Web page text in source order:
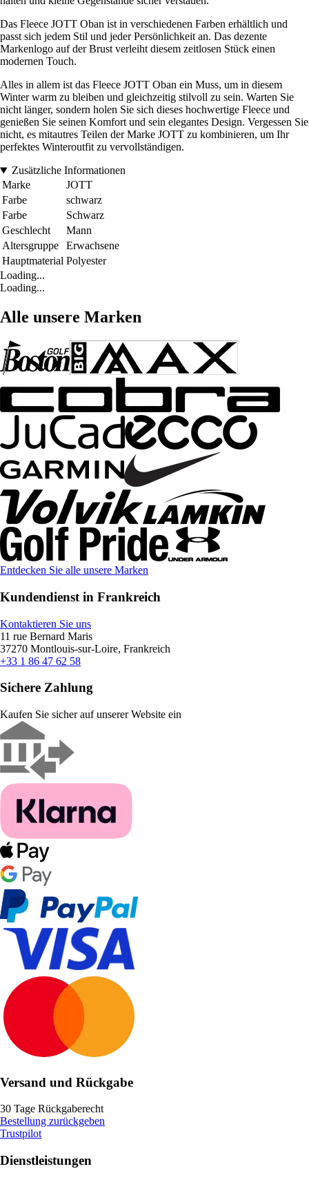
Das Fleece JOTT Oban ist in verschiedenen Farben erhältlich und
passt sich jedem Stil und jeder Persönlichkeit an. Das dezente
Markenlogo auf der Brust verleiht diesem zeitlosen Stück einen
modernen Touch.
Alles in allem ist das Fleece JOTT Oban ein Muss, um in diesem
Winter warm zu bleiben und gleichzeitig stilvoll zu sein. Warten Sie
nicht länger, sondern holen Sie sich dieses hochwertige Fleece und
genießen Sie seinen Komfort und sein elegantes Design. Vergessen Sie
nicht, es mitautres Teilen der Marke JOTT zu kombinieren, um Ihr
perfektes Winteroutfit zu vervollständigen.
Zusätzliche Informationen
Marke
JOTT
Farbe
schwarz
Farbe
Schwarz
Geschlecht
Mann
Altersgruppe
Erwachsene
Hauptmaterial Polyester
Loading...
Loading...
Alle unsere Marken
Entdecken Sie alle unsere Marken
Kundendienst in Frankreich
Kontaktieren Sie uns
11 rue Bernard Maris
37270 Montlouis-sur-Loire, Frankreich
+33 1 86 47 62 58
Sichere Zahlung
Kaufen Sie sicher auf unserer Website ein
Versand und Rückgabe
30 Tage Rückgaberecht
Bestellung zurückgeben
Trustpilot
Dienstleistungen